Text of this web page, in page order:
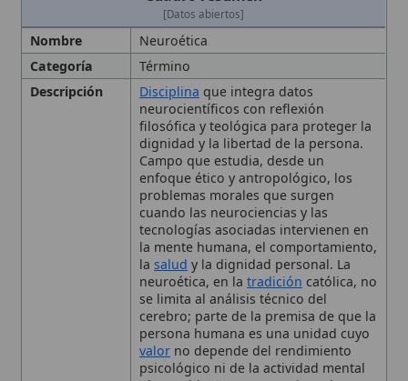
Disciplinaque integra datos
neurocientíficos con reflexión
filosófica y teológica para proteger la
dignidad y la libertad de la persona.
Campo que estudia, desde un
enfoque ético y antropológico, los
problemas morales que surgen
cuando las neurociencias y las
tecnologías asociadas intervienen en
la mente humana, el comportamiento,
saludy la dignidad personal. La
neuroética, en la tradicióncatólica, no
se limita al análisis técnico del
cerebro; parte de la premisa de que la
persona humana es una unidad cuyo
valor no depende del rendimiento
psicológico ni de la actividad mental
observable. Busca armonizar el
avance científico con límites morales,
subrayando que lo técnicamente
posible no es siempre moralmente
admisible. Se apoya en la enseñanza
de Juan Pablo II y del Papa Francisco,
y en la Pontificia Academia para la